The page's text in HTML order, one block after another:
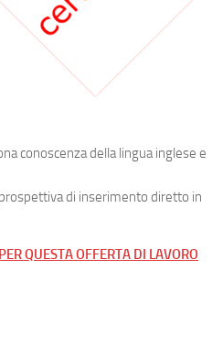
conoscenza della lingua inglese e
di inserimento diretto in
QUESTA OFFERTA DI LAVORO